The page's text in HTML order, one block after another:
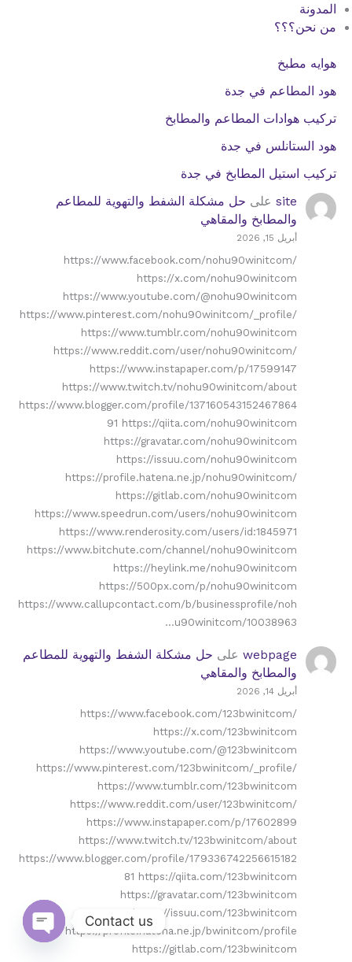
المدونة
من نحن؟؟؟
هوايه مطبخ
هود المطاعم في جدة
تركيب هوادات المطاعم والمطابخ
هود الستانلس في جدة
تركيب استيل المطابخ في جدة
site على حل مشكلة الشفط والتهوية للمطاعم
والمطابخ والمقاهي
أبريل 15, 2026
https://www.facebook.com/nohu90winitcom/
https://x.com/nohu90winitcom
https://www.youtube.com/@nohu90winitcom
https://www.pinterest.com/nohu90winitcom/_profile/
https://www.tumblr.com/nohu90winitcom
https://www.reddit.com/user/nohu90winitcom/
https://www.instapaper.com/p/17599147
https://www.twitch.tv/nohu90winitcom/about
https://www.blogger.com/profile/137160543152467864
91 https://qiita.com/nohu90winitcom
https://gravatar.com/nohu90winitcom
https://issuu.com/nohu90winitcom
https://profile.hatena.ne.jp/nohu90winitcom/
https://gitlab.com/nohu90winitcom
https://www.speedrun.com/users/nohu90winitcom
https://www.renderosity.com/users/id:1845971
https://www.bitchute.com/channel/nohu90winitcom
https://heylink.me/nohu90winitcom
https://500px.com/p/nohu90winitcom
https://www.callupcontact.com/b/businessprofile/noh
u90winitcom/10038963…
webpage على حل مشكلة الشفط والتهوية للمطاعم
والمطابخ والمقاهي
أبريل 14, 2026
https://www.facebook.com/123bwinitcom/
https://x.com/123bwinitcom
https://www.youtube.com/@123bwinitcom
https://www.pinterest.com/123bwinitcom/_profile/
https://www.tumblr.com/123bwinitcom
https://www.reddit.com/user/123bwinitcom/
https://www.instapaper.com/p/17602899
https://www.twitch.tv/123bwinitcom/about
https://www.blogger.com/profile/179336742256615182
81 https://qiita.com/123bwinitcom
https://gravatar.com/123bwinitcom
https://issuu.com/123bwinitcom
https://profile.hatena.ne.jp/bwinitcom/profile
https://gitlab.com/123bwinitcom
Contact us
Open